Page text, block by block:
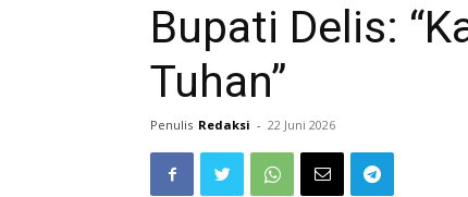
Bupati Delis:
Tuhan”
Penulis Redaksi - 22 Juni 2026